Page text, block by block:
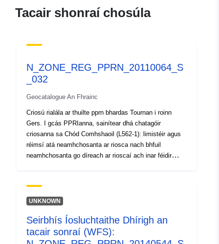
adbe-4602-8632-
4848-b70a-d70795b6af22
Clóscríobh:
http://inspire.ec.europa.eu/
codelist/SpatialDataServiceType/
Tacair shonraí chosúla
N_ZONE_REG_PPRN_20110064_S
_032
Geocatalogue An Fhrainc
Criosú rialála ar thuilte pprn bhardas Tournan i roinn
Gers. I gcás PPRIanna, sainítear dhá chatagóir
criosanna sa Chód Comhshaoil (L562-1): limistéir agus
réimsí atá neamhchosanta ar riosca nach bhfuil
neamhchosanta go díreach ar rioscaí ach inar féidir
limistéar faoi réir socraíochta infhorfheidhmithe. De
ghnáth, déantar idirdhealú sna rialacháin idir dhá chineál
‘limistéir dhearga’, áit a bhfuil an leibhéal guaise ard
agus inarb í an riail ghinearálta an toirmeasc ar thógáil;
2- ‘limistéir fhorordaithe’, ar a dtugtar ‘criosanna gorma’,
UNKNOWN
Seirbhís Íosluchtaithe Dhírigh an
tacair sonraí (WFS):